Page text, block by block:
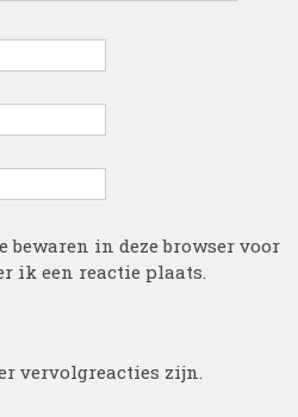
in deze browser voor
ik een reactie plaats.
vervolgreacties zijn.